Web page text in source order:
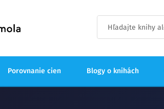
Porovnanie cien Blogy o knihách